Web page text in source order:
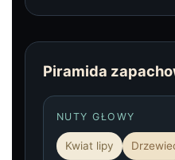
Piramida
NUTY GŁOWY
Kwiat lipy